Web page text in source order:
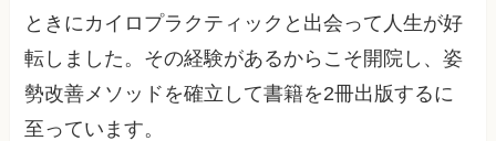
ときにカイロプラクティックと出会って人生が好
転しました。その経験があるからこそ開院し、姿
勢改善メソッドを確立して書籍を2冊出版するに
至っています。